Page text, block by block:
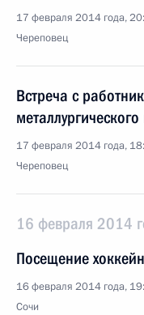
17 февраля 2014 года,
Череповец
Встреча с
17 февраля 2014 года,
Череповец
16 февраля 2014
Посещение
16 февраля 2014 года,
Сочи